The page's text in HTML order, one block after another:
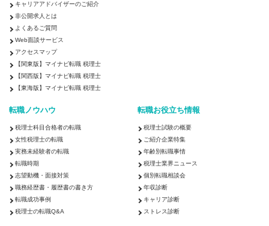
キャリアアドバイザーのご紹介
非公開求人とは
よくあるご質問
Web面談サービス
アクセスマップ
【関東版】マイナビ転職 税理士
【関西版】マイナビ転職 税理士
【東海版】マイナビ転職 税理士
転職ノウハウ
税理士科目合格者の転職
女性税理士の転職
実務未経験者の転職
転職時期
志望動機・面接対策
職務経歴書・履歴書の書き方
転職成功事例
税理士の転職Q&A
転職お役立ち情報
税理士試験の概要
ご紹介企業特集
年齢別転職事情
税理士業界ニュース
個別転職相談会
年収診断
キャリア診断
ストレス診断